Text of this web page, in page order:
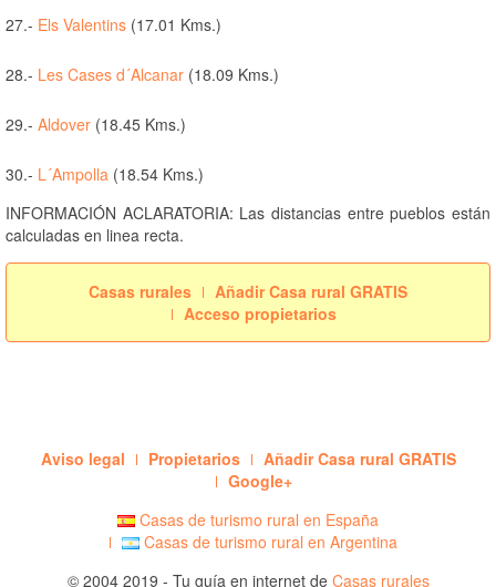
27.- Els Valentins (17.01 Kms.)
28.- Les Cases d´Alcanar (18.09 Kms.)
29.- Aldover (18.45 Kms.)
30.- L´Ampolla (18.54 Kms.)
INFORMACIÓN ACLARATORIA: Las distancias entre pueblos están
calculadas en linea recta.
Casas rurales
Añadir Casa rural GRATIS
Acceso propietarios
Aviso legal Propietarios
Añadir Casa rural GRATIS
Google+
Casas de turismo rural en España
Casas de turismo rural en Argentina
© 2004 2019 - Tu guía en internet de Casas rurales